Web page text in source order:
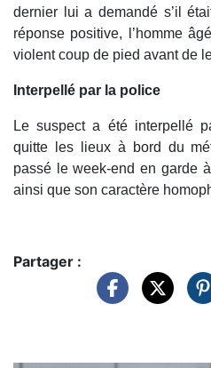
dernier lui a demandé s’il
réponse positive, l’homme
violent coup de pied avant de
Interpellé par la police
Le suspect a été interpellé
quitte les lieux à bord du
passé le week-end en garde
ainsi que son caractère
Partager :